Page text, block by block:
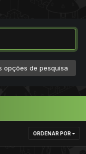
opções de pesquisa
ORDENAR POR